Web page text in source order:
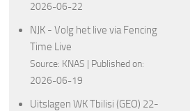
2026-06-22
NJK - Volg het live via Fencing
Time Live
Source: KNAS
Published on:
2026-06-19
Uitslagen WK Tbilisi (GEO) 22-